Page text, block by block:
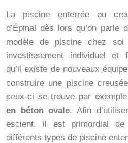
La piscine enterrée ou
d’Épinal dès lors qu’on parle
modèle de piscine chez soi
investissement individuel et
qu’il existe de nouveaux
construire une piscine
ceux-ci se trouve par
en béton ovale. Afin
escient, il est primordial
différents types de piscine